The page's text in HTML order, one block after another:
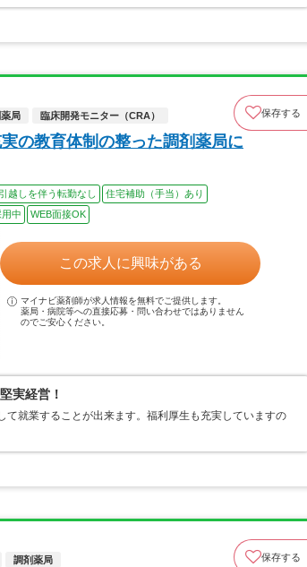
局 臨床開発モニター（CRA） 保存する
の教育体制の整った調剤薬局に
越しを伴う転勤なし
住宅補助（手当）あり
中 WEB面接OK
この求人に興味がある
マイナビ薬剤師が求人情報を無料でご提供します。
薬局・病院等への直接応募・問い合わせではありません
のでご安心ください。
実経営！
就業することが出来ます。福利厚生も充実していますの
調剤薬局 保存する